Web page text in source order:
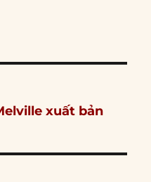
xuất bản